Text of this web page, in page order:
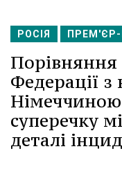
РОСІЯ ПРЕМ'ЄР-
Порівняння
Федерації
суперечку
деталі